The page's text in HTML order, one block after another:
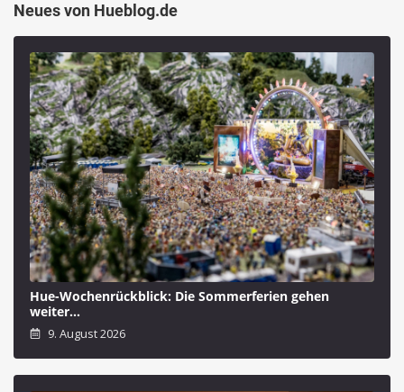
Neues von Hueblog.de
Hue-Wochenrückblick: Die Sommerferien gehen
weiter…
9. August 2026